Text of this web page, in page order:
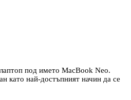
под името MacBook Neo.
като най-достъпният начин да се